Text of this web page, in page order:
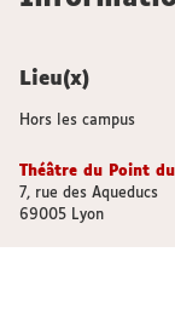
Lieu(x)
Hors les campus
Théâtre du Point
7, rue des Aqueducs
69005 Lyon